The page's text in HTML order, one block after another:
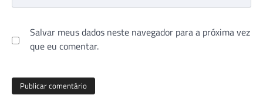
Salvar meus dados neste navegador para a próxima vez
que eu comentar.